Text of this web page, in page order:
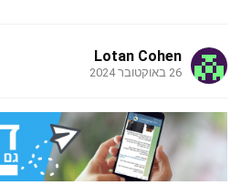
Lotan Cohen
26 באוקטובר 2024